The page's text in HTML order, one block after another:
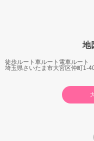
地
徒歩ルート 車ルート 電車ルート
埼玉県さいたま市大宮区仲町1-